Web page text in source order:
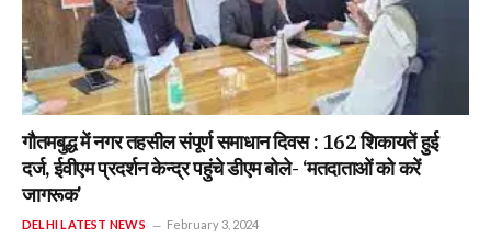
गौतमबुद्ध में नगर तहसील संपूर्ण समाधान दिवस : 162 शिकायतें हुई
दर्ज, ईवीएम प्रदर्शन केन्द्र पहुंचे डीएम बोले- ‘मतदाताओं को करें
जागरूक’
DELHI LATEST NEWS February 3, 2024